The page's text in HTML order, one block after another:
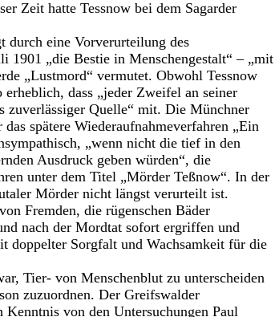
Zeit hatte Tessnow bei dem Sagarder
durch eine Vorverurteilung des
1901 „die Bestie in Menschengestalt“ – „mit
„Lustmord“ vermutet. Obwohl Tessnow
erheblich, dass „jeder Zweifel an seiner
zuverlässiger Quelle“ mit. Die Münchner
spätere Wiederaufnahmeverfahren „Ein
„wenn nicht die tief in den
Ausdruck geben würden“, die
unter dem Titel „Mörder Teßnow“. In der
Mörder nicht längst verurteilt ist.
Fremden, die rügenschen Bäder
nach der Mordtat sofort ergriffen und
doppelter Sorgfalt und Wachsamkeit für die
Tier- von Menschenblut zu unterscheiden
zuzuordnen. Der Greifswalder
von den Untersuchungen Paul